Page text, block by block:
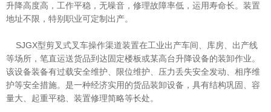
升降高度高，工作平稳，无噪音，修理故障率低，运用寿命长。装置
地址不限，特别职业可定制出产。
SJGX型剪叉式叉车操作渠道装置在工业出产车间、库房、出产线
等场所，笔直运送货品到达固定楼板或某高台升降设备的装卸作业。
该设备装备有过载安全维护、限位维护、压力丢失安全发动、相序维
护等安全措施。是一种经济实用的货品装卸设备，具有结构巩固、容
量大、起重平稳、装置修理简略等长处。